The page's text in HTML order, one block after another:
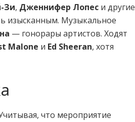
Зи, Дженнифер Лопес и другие
изысканным. Музыкальное
— гонорары артистов. Ходят
Malone и Ed Sheeran, хотя
что мероприятие